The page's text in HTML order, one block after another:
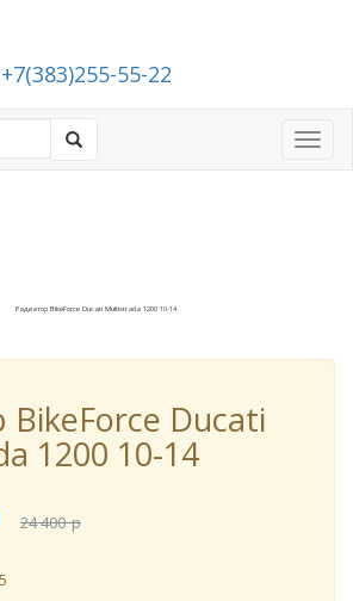
+7(383)255-55-22
BikeForce Ducati
1200 10-14
24 400 p